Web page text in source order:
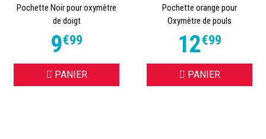
Pochette Noir pour oxymètre
de doigt
9€99
PANIER
Pochette orange pour
Oxymètre de pouls
12€99
PANIER